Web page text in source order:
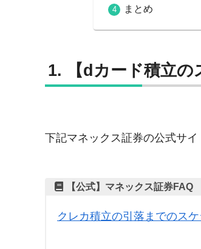
まとめ
【dカード積立
下記マネックス証券の公式サイ
【公式】マネックス証券FAQ
クレカ積立の引落までのス